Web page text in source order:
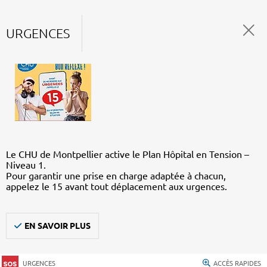
URGENCES
Le CHU de Montpellier active le Plan Hôpital en Tension –
Niveau 1.
Pour garantir une prise en charge adaptée à chacun,
appelez le 15 avant tout déplacement aux urgences.
EN SAVOIR PLUS
URGENCES ACCÈS RAPIDES